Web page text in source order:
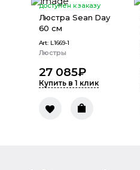
доступен к заказу
Люстра Sean Day
60 см
Art: L1669-1
Люстры
27 085₽
Купить в 1 клик